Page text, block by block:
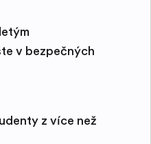
v bezpečných
z více než